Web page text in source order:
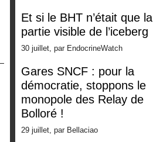
Et si le BHT n’était que la
partie visible de l’iceberg
30 juillet, par EndocrineWatch
Gares SNCF : pour la
démocratie, stoppons le
monopole des Relay de
Bolloré !
29 juillet, par Bellaciao